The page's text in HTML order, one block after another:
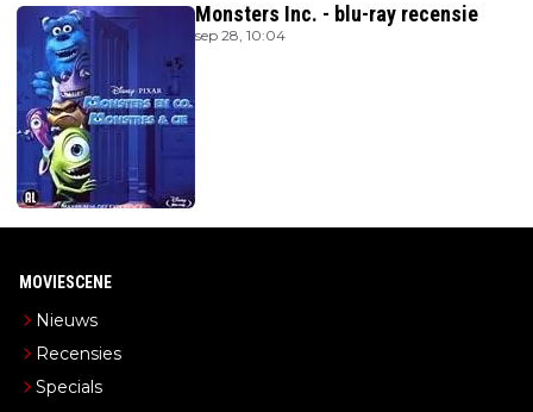
Monsters Inc. - blu-ray recensie
sep 28, 10:04
MOVIESCENE
Nieuws
Recensies
Specials